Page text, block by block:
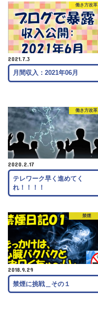
働き方改革
2021.7.3
月間収入：2021年06月
働き方改革
2020.2.17
テレワーク早く進めてく
れ！！！！
禁煙
2018.9.29
禁煙に挑戦＿その１